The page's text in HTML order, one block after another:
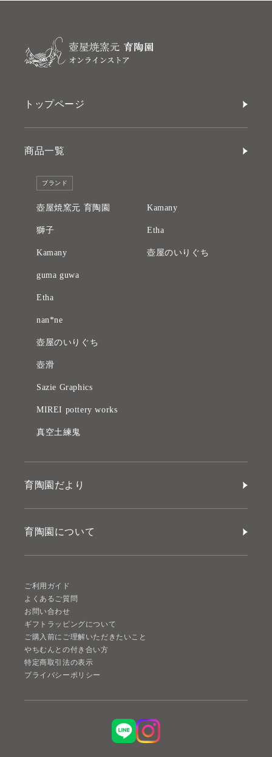
トップページ
商品一覧
ブランド
壺屋焼窯元 育陶園
獅子
Kamany
guma guwa
Etha
nan*ne
壺屋のいりぐち
壺滑
Sazie Graphics
MIREI pottery works
真空土練鬼
Kamany
Etha
壺屋のいりぐち
育陶園だより
育陶園について
ご利用ガイド
よくあるご質問
お問い合わせ
ギフトラッピングについて
ご購入前にご理解いただきたいこと
やちむんとの付き合い方
特定商取引法の表示
プライバシーポリシー